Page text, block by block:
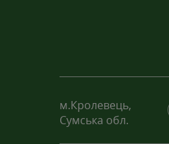
м.Кролевець,
Сумська обл.